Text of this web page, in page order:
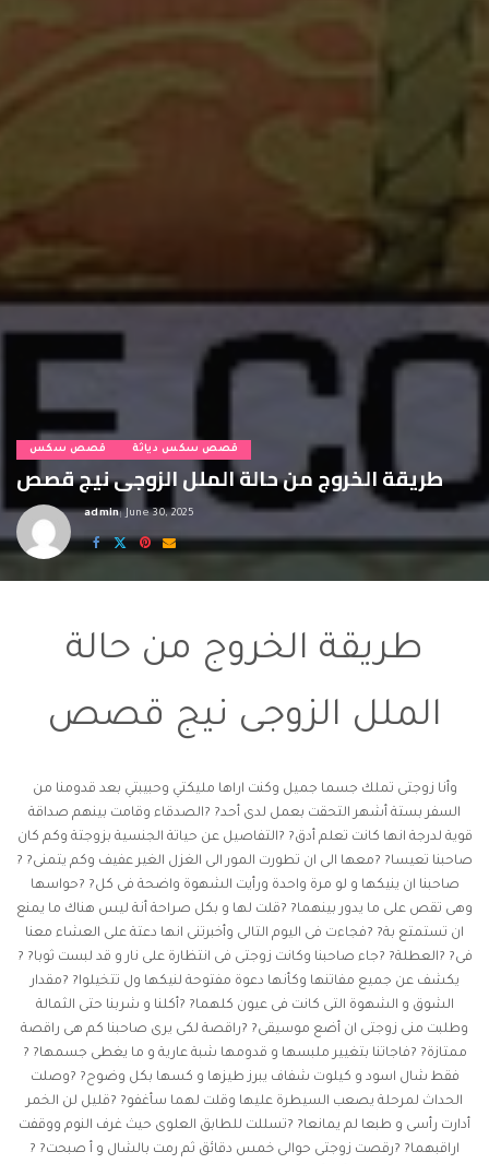
قصص سكس قصص سكس دياثة
طريقة الخروج من حالة الملل الزوجى نيج قصص
by
admin June 30, 2025
طريقة الخروج من حالة
الملل الزوجى نيج قصص
وأنا زوجتى تملك جسما جميل وكنت اراها مليكتي وحبيبتي بعد قدومنا من
السفر بستة أشهر التحقت بعمل لدى أحد? ?الصدقاء وقامت بينهم صداقة
قوية لدرجة انها كانت تعلم أدق? ?التفاصيل عن حياتة الجنسية بزوجتة وكم كان
صاحبنا تعيسا? ?معها الى ان تطورت المور الى الغزل الغير عفيف وكم يتمنى? ?
صاحبنا ان ينيكها و لو مرة واحدة ورأيت الشهوة واضحة فى كل? ?حواسها
وهى تقص على ما يدور بينهما? ?قلت لها و بكل صراحة أنة ليس هناك ما يمنع
ان تستمتع بة? ?فجاءت فى اليوم التالى وأخبرتنى انها دعتة على العشاء معنا
فى? ?العطلة? ?جاء صاحبنا وكانت زوجتى فى انتظارة على نار و قد لبست ثوبا? ?
يكشف عن جميع مفاتنها وكأنها دعوة مفتوحة لنيكها ول تتخيلوا? ?مقدار
الشوق و الشهوة التى كانت فى عيون كلهما? ?أكلنا و شربنا حتى الثمالة
وطلبت منى زوجتى ان أضع موسيقى? ?راقصة لكى يرى صاحبنا كم هى راقصة
ممتازة? ?فاجاتنا بتغيير ملبسها و قدومها شبة عارية و ما يغطى جسمها? ?
فقط شال اسود و كيلوت شفاف يبرز طيزها و كسها بكل وضوح? ?وصلت
الحداث لمرحلة يصعب السيطرة عليها وقلت لهما سأغفو? ?قليل لن الخمر
أدارت رأسى و طبعا لم يمانعا? ?تسللت للطابق العلوى حيث غرف النوم ووقفت
اراقبهما? ?رقصت زوجتى حوالى خمس دقائق ثم رمت بالشال و أ صبحت? ?